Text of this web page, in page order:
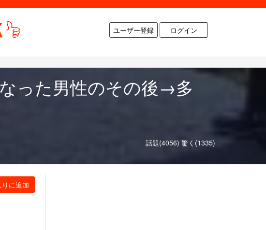
ユーザー登録 ログイン
った男性のその後→多
話題(4056) 驚く(1335)
に追加